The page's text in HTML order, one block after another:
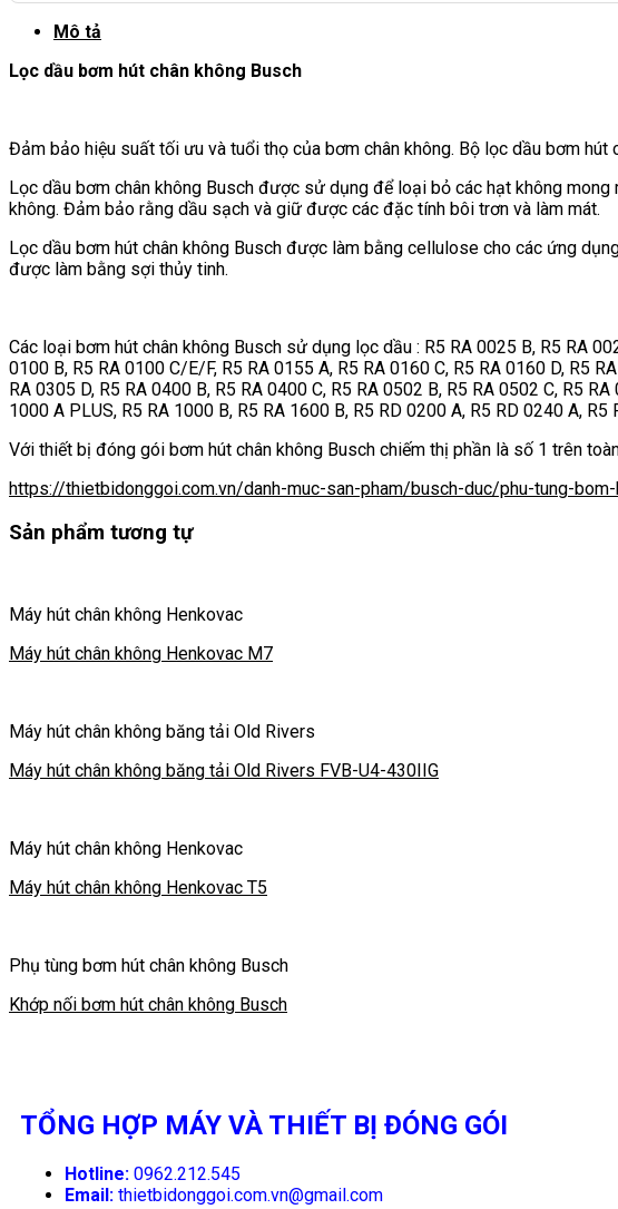
Mô tả
Lọc dầu bơm hút chân không Busch
Đảm bảo hiệu suất tối ưu và tuổi thọ của bơm chân không. Bộ lọc dầu bơm
Lọc dầu bơm chân không Busch được sử dụng để loại bỏ các hạt không
không. Đảm bảo rằng dầu sạch và giữ được các đặc tính bôi trơn và làm mát.
Lọc dầu bơm hút chân không Busch được làm bằng cellulose cho các ứng
được làm bằng sợi thủy tinh.
Các loại bơm hút chân không Busch sử dụng lọc dầu : R5 RA 0025 B, R5 RA
0100 B, R5 RA 0100 C/E/F, R5 RA 0155 A, R5 RA 0160 C, R5 RA 0160 D, R5
RA 0305 D, R5 RA 0400 B, R5 RA 0400 C, R5 RA 0502 B, R5 RA 0502 C, R5
1000 A PLUS, R5 RA 1000 B, R5 RA 1600 B, R5 RD 0200 A, R5 RD 0240 A,
Với thiết bị đóng gói bơm hút chân không Busch chiếm thị phần là số 1 trên
https://thietbidonggoi.com.vn/danh-muc-san-pham/busch-duc/phu-tung-
Sản phẩm tương tự
Máy hút chân không Henkovac
Máy hút chân không Henkovac M7
Máy hút chân không băng tải Old Rivers
Máy hút chân không băng tải Old Rivers FVB-U4-430IIG
Máy hút chân không Henkovac
Máy hút chân không Henkovac T5
Phụ tùng bơm hút chân không Busch
Khớp nối bơm hút chân không Busch
TỔNG HỢP MÁY VÀ THIẾT BỊ ĐÓNG GÓI
Hotline: 0962.212.545
Email: thietbidonggoi.com.vn@gmail.com